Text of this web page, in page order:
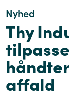
Nyhed
Thy
affald